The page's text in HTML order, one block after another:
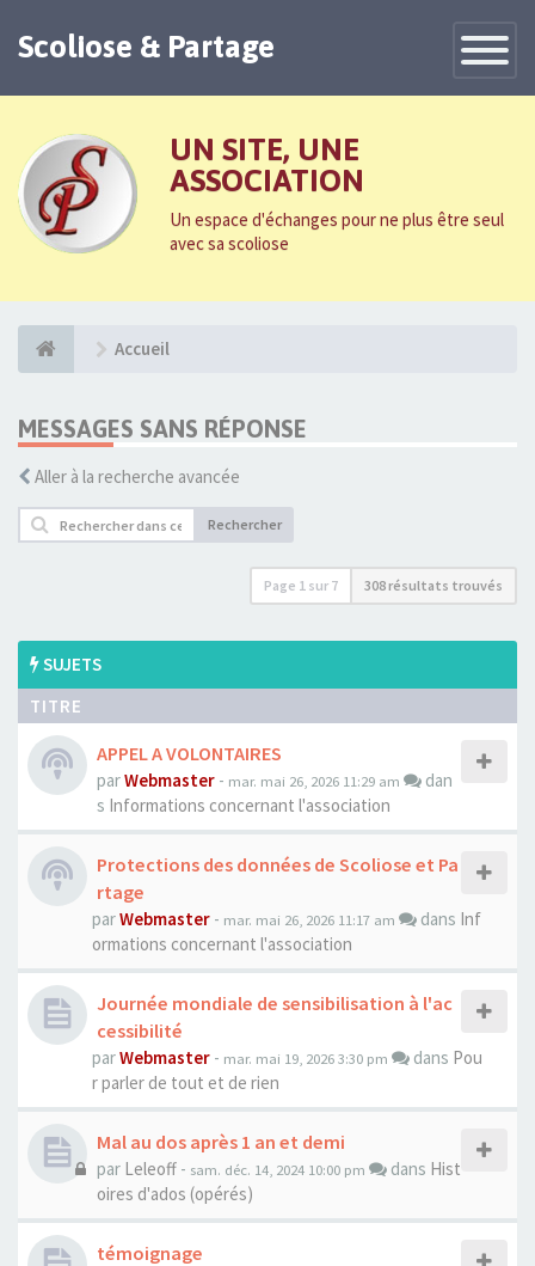
Toggle
Scoliose & Partage
UN SITE, UNE
ASSOCIATION
Un espace d'échanges pour ne plus être seul
avec sa scoliose
Accueil
MESSAGES SANS RÉPONSE
Aller à la recherche avancée
Rechercher
Page 1 sur 7 308 résultats trouvés
SUJETS
TITRE
APPEL A VOLONTAIRES
parWebmaster - mar. mai 26, 2026 11:29 am
dan
s Informations concernant l'association
Protections des données de Scoliose et Pa
rtage
parWebmaster - mar. mai 26, 2026 11:17 am dans Inf
ormations concernant l'association
Journée mondiale de sensibilisation à l'ac
cessibilité
parWebmaster - mar. mai 19, 2026 3:30 pm dans Pou
r parler de tout et de rien
Mal au dos après 1 an et demi
par Leleoff - sam. déc. 14, 2024 10:00 pm dans Hist
oires d'ados (opérés)
témoignage